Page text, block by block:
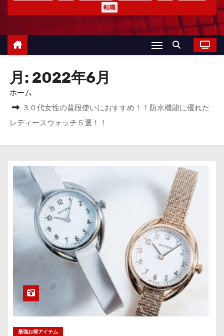
転職
月: 2022年6月
ホーム
３０代女性の普段使いにおすすめ！！防水機能に優れた
レディースウォッチ５選！！
最強お得アイテム